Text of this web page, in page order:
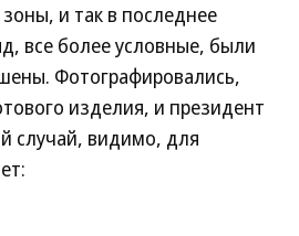
и так в последнее
все более условные, были
Фотографировались,
изделия, и президент
случай, видимо, для